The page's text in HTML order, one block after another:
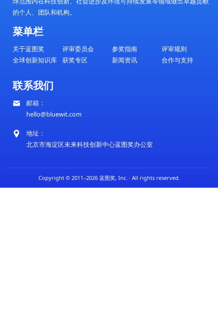
该成果不仅实验验证了量子纠缠在纳米尺度
势与巨大潜力，也展示了金刚石量子传感器能够
纳米磁强计，为原子层面研究量子材料打开新窗
聚态物理、量子生物学和化学等领域提供革命性
也是实现室温金刚石量子计算的关键基础。
上一篇:医学影像开始实现全国“漫游”